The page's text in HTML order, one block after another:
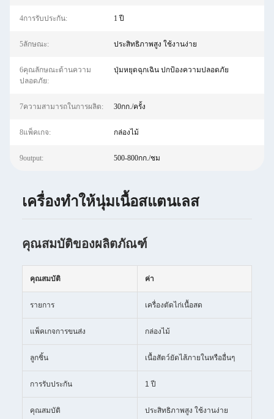
4การรับประกัน: 1 ปี
5ลักษณะ: ประสิทธิภาพสูง ใช้งานง่าย
6คุณลักษณะด้านความ
ปลอดภัย:
ปุ่มหยุดฉุกเฉิน ปกป้องความปลอดภัย
7ความสามารถในการผลิต: 30กก./ครั้ง
8แพ็คเกจ: กล่องไม้
9output: 500-800กก./ชม
เครื่องทำให้นุ่มเนื้อสแตนเลส
คุณสมบัติของผลิตภัณฑ์
คุณสมบัติ ค่า
รายการ เครื่องตัดไก่เนื้อสด
แพ็คเกจการขนส่ง กล่องไม้
ลูกชิ้น เนื้อสัตว์ยัดไส้ภายในหรืออื่นๆ
การรับประกัน 1 ปี
คุณสมบัติ ประสิทธิภาพสูง ใช้งานง่าย